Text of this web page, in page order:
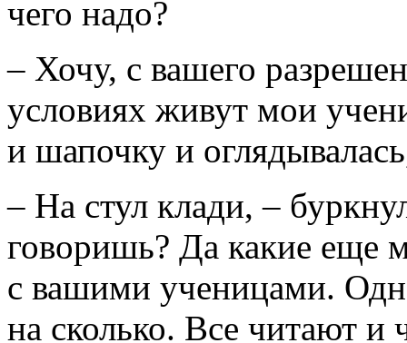
чего надо?
– Хочу, с вашего
условиях живут мои
и шапочку и
– На стул клади, –
говоришь? Да какие еще
с вашими ученицами.
на сколько. Все читают и